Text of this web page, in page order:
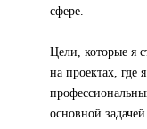
сфере.
Цели, которые я
на проектах, где
основной